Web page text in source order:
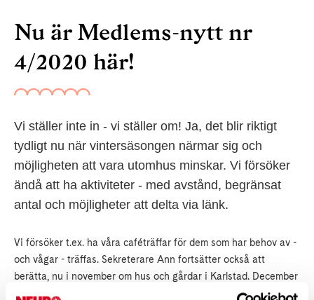
Nu är Medlems-nytt nr
4/2020 här!
Vi ställer inte in - vi ställer om! Ja, det blir riktigt
tydligt nu när vintersäsongen närmar sig och
möjligheten att vara utomhus minskar. Vi försöker
ändå att ha aktiviteter - med avstånd, begränsat
antal och möjligheter att delta via länk.
Vi försöker t.ex. ha våra caféträffar för dem som har behov av -
och vågar - träffas. Sekreterare Ann fortsätter också att
berätta, nu i november om hus och gårdar i Karlstad. December
närmar sig och därmed en adventsfika med hembakta